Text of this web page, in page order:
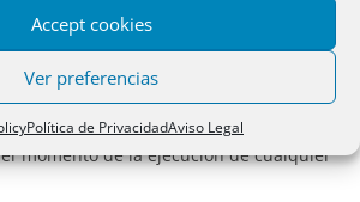
Accept cookies
Ver preferencias
Política de PrivacidadAviso Legal
sólo tendrá lugar
del bien ejecutado. Esta regla debe ser
después veremos cualquier carga
la licencia o sobre el establecimiento,
ambos folios lo que deberá ser tenido
momento de la ejecución de cualquier